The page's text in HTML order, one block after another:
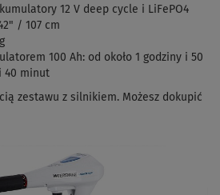
12 V deep cycle i LiFePO4
/ 107 cm
100 Ah: od około 1 godziny i 50
40 minut
zestawu z silnikiem. Możesz dokupić